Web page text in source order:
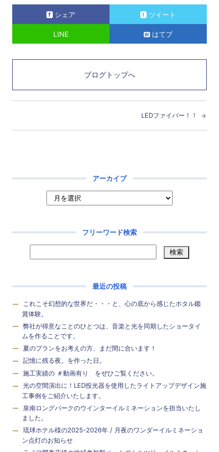
シェア ツイート
LINE はてブ
ブログトップへ
LEDファイバー！！
アーカイブ
フリーワード検索
最近の投稿
これこそ幻想的な世界だ・・・と、心の底から感じたホタル鑑
賞体験。
弊社が得意なことのひとつは、音楽と光を同期したショータイ
ムを作ることです。
夏のプランをお考えの方、まだ間に合います！
記憶に残る夜。を作った日。
施工実績の ＃動画有り をぜひご覧ください。
光の空間演出に！LED投光器を使用したライトアップデザイン施
工事例をご紹介いたします。
泉南ロングパークのウインターイルミネーションを担当いたし
ました。
琉球ホテル様の2025-2026年 / 月夜のワンダーイルミネーショ
ン点灯のお知らせ